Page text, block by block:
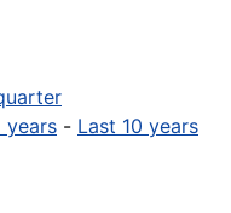
years - Last 10 years